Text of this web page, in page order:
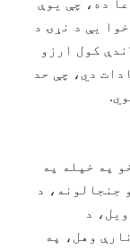
یې د نړۍ د
کول ارزو
دي، چې حد
په خپله په
جنجالونه، د
د
وهل، په